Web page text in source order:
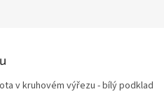
v kruhovém výřezu - bílý podklad